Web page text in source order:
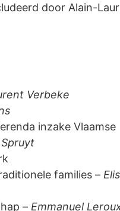
door Alain-
Verbeke
inzake Vlaamse
families –
– Emmanuel